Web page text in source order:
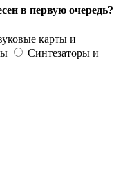
в первую очередь?
карты и
Синтезаторы и